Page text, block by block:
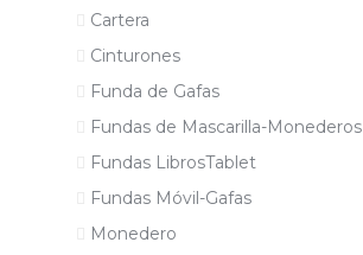
Cartera
Cinturones
Funda de Gafas
Fundas de Mascarilla-Monederos
Fundas LibrosTablet
Fundas Móvil-Gafas
Monedero